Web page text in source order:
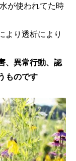
が使われてた時
より透析により
、異常行動、認
ものです